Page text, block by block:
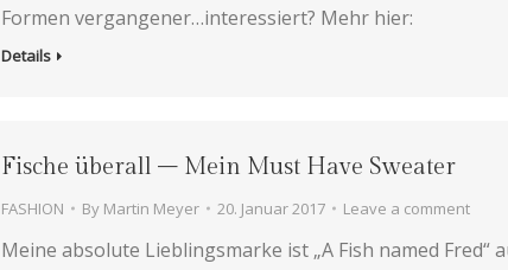
Formen vergangener…interessiert? Mehr hier:
Details
Fische überall – Mein Must Have Sweater
FASHION By Martin Meyer 20. Januar 2017 Leave a comment
Meine absolute Lieblingsmarke ist „A Fish named Fred“